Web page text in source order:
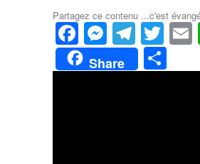
Partagez ce contenu ...c'est
Facebook
Share